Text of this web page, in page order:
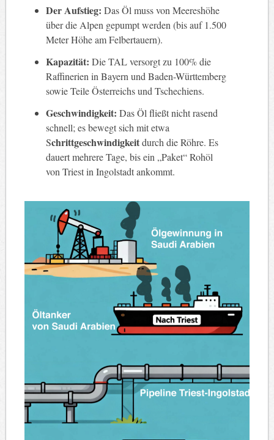
Der Aufstieg: Das Öl muss von Meereshöhe
über die Alpen gepumpt werden (bis auf 1.500
Meter Höhe am Felbertauern).
Kapazität: Die TAL versorgt zu 100% die
Raffinerien in Bayern und Baden-Württemberg
sowie Teile Österreichs und Tschechiens.
Geschwindigkeit: Das Öl fließt nicht rasend
schnell; es bewegt sich mit etwa
Schrittgeschwindigkeitdurch die Röhre. Es
dauert mehrere Tage, bis ein „Paket“ Rohöl
von Triest in Ingolstadt ankommt.